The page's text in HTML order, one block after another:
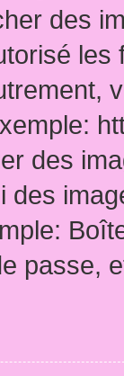
des
des
des
passe,